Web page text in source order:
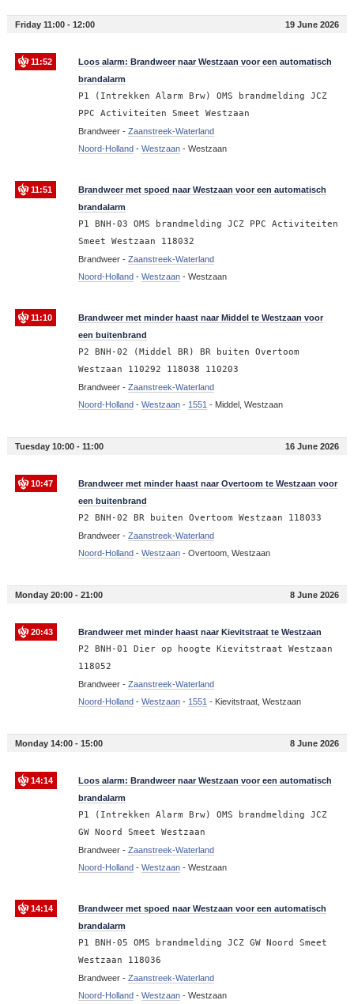
Friday 11:00 - 12:00 19 June 2026
11:52
Loos alarm: Brandweer naar Westzaan voor een automatisch
brandalarm
P1 (Intrekken Alarm Brw) OMS brandmelding JCZ
PPC Activiteiten Smeet Westzaan
Brandweer - Zaanstreek-Waterland
Noord-Holland- Westzaan- Westzaan
11:51
Brandweer met spoed naar Westzaan voor een automatisch
brandalarm
P1 BNH-03 OMS brandmelding JCZ PPC Activiteiten
Smeet Westzaan 118032
Brandweer - Zaanstreek-Waterland
Noord-Holland- Westzaan- Westzaan
11:10
Brandweer met minder haast naar Middel te Westzaan voor
een buitenbrand
P2 BNH-02 (Middel BR) BR buiten Overtoom
Westzaan 110292 118038 110203
Brandweer - Zaanstreek-Waterland
Noord-Holland- Westzaan- 1551 - Middel, Westzaan
Tuesday 10:00 - 11:00 16 June 2026
10:47
Brandweer met minder haast naar Overtoom te Westzaan voor
een buitenbrand
P2 BNH-02 BR buiten Overtoom Westzaan 118033
Brandweer - Zaanstreek-Waterland
Noord-Holland- Westzaan- Overtoom, Westzaan
Monday 20:00 - 21:00 8 June 2026
20:43 Brandweer met minder haast naar Kievitstraat te Westzaan
P2 BNH-01 Dier op hoogte Kievitstraat Westzaan
118052
Brandweer - Zaanstreek-Waterland
Noord-Holland- Westzaan- 1551 - Kievitstraat, Westzaan
Monday 14:00 - 15:00 8 June 2026
14:14
Loos alarm: Brandweer naar Westzaan voor een automatisch
brandalarm
P1 (Intrekken Alarm Brw) OMS brandmelding JCZ
GW Noord Smeet Westzaan
Brandweer - Zaanstreek-Waterland
Noord-Holland- Westzaan- Westzaan
14:14
Brandweer met spoed naar Westzaan voor een automatisch
brandalarm
P1 BNH-05 OMS brandmelding JCZ GW Noord Smeet
Westzaan 118036
Brandweer - Zaanstreek-Waterland
Noord-Holland- Westzaan- Westzaan